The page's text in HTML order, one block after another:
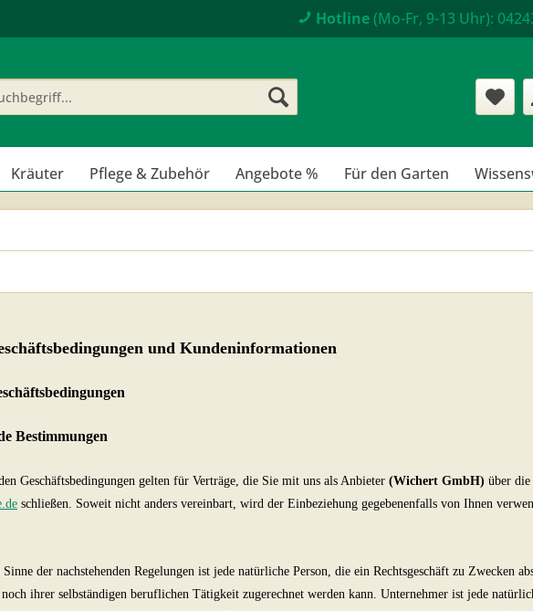
Hotline(Mo-Fr, 9-13 Uhr):
Kräuter Pflege & Zubehör Angebote % Für den Garten
und Kundeninformationen
Bestimmungen
Geschäftsbedingungen gelten für Verträge, die Sie mit uns als Anbieter (Wichert GmbH) über die
schließen. Soweit nicht anders vereinbart, wird der Einbeziehung gegebenenfalls von Ihnen
der nachstehenden Regelungen ist jede natürliche Person, die ein Rechtsgeschäft zu Zwecken
ihrer selbständigen beruflichen Tätigkeit zugerechnet werden kann. Unternehmer ist jede